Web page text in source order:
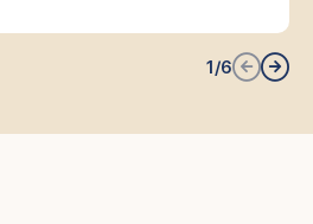
1 /6